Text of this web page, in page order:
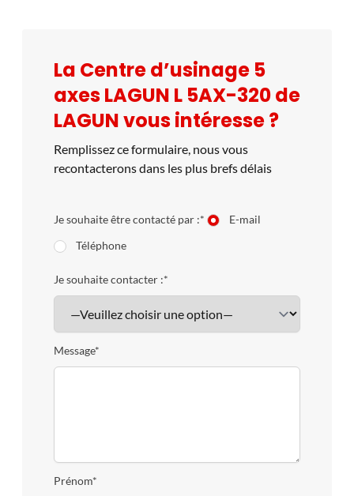
La Centre d’usinage 5
axes LAGUN L 5AX-320 de
LAGUN vous intéresse ?
Remplissez ce formulaire, nous vous
recontacterons dans les plus brefs délais
Je souhaite être contacté par :*
E-mail
Téléphone
Je souhaite contacter :*
Message*
Prénom*